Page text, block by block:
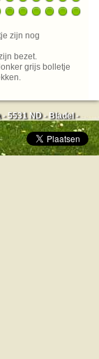
zijn nog
bezet.
grijs bolletje
5531 ND - Bladel -